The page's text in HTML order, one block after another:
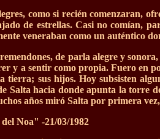
como si recién comenzaran,
de estrellas. Casi no comían,
veneraban como un auténtico
de parla alegre y
y a sentir como propia. Fuero en
tierra; sus hijos. Hoy subsisten
Salta hacia donde apunta la torre
años miró Salta por primera
Noa" -21/03/1982